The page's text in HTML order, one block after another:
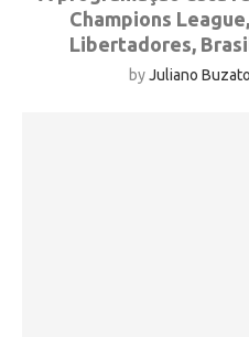
Champions
Libertadores,
byJuliano Buzato